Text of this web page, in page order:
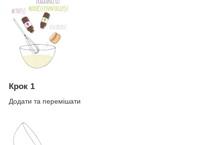
Крок 1
Додати та перемішати